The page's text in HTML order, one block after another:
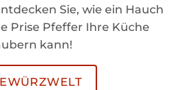
Sie, wie ein Hauch
Prise Pfeffer Ihre Küche
kann!